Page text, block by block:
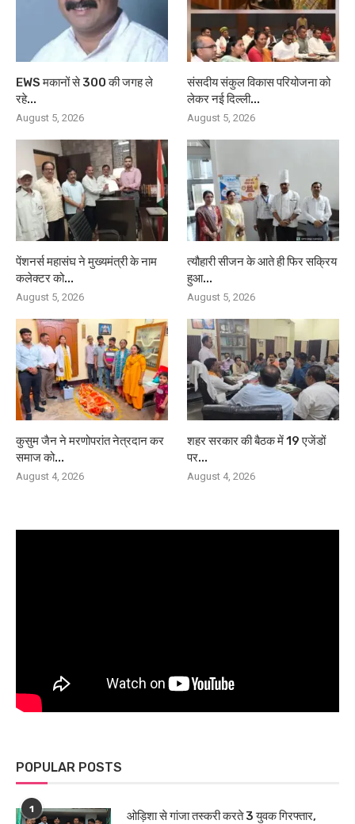
EWS मकानों से 300 की जगह ले
रहे...
August 5, 2026
संसदीय संकुल विकास परियोजना को
लेकर नई दिल्ली...
August 5, 2026
पेंशनर्स महासंघ ने मुख्यमंत्री के नाम
कलेक्टर को...
August 5, 2026
त्यौहारी सीजन के आते ही फिर सक्रिय
हुआ...
August 5, 2026
कुसुम जैन ने मरणोपरांत नेत्रदान कर
समाज को...
August 4, 2026
शहर सरकार की बैठक में 19 एजेंडों
पर...
August 4, 2026
POPULAR POSTS
1
ओड़िशा से गांजा तस्करी करते 3 युवक गिरफ्तार,